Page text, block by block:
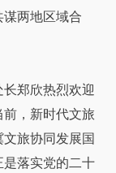
两地区域合
郑欣热烈欢迎
，新时代文旅
旅协同发展国
落实党的二十